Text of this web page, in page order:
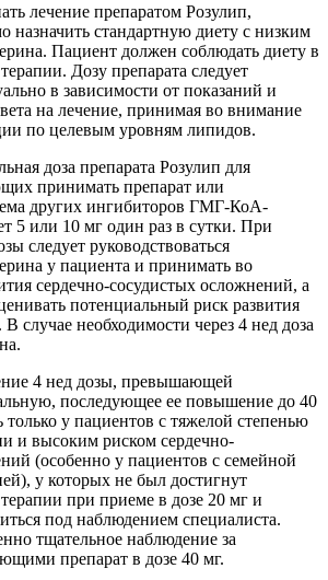
лечение препаратом Розулип,
назначить стандартную диету с низким
Пациент должен соблюдать диету в
Дозу препарата следует
в зависимости от показаний и
на лечение, принимая во внимание
по целевым уровням липидов.
доза препарата Розулип для
принимать препарат или
других ингибиторов ГМГ-КоА-
5 или 10 мг один раз в сутки. При
следует руководствоваться
у пациента и принимать во
сердечно-сосудистых осложнений, а
потенциальный риск развития
случае необходимости через 4 нед доза
4 нед дозы, превышающей
последующее ее повышение до 40
у пациентов с тяжелой степенью
и высоким риском сердечно-
(особенно у пациентов с семейной
у которых не был достигнут
при приеме в дозе 20 мг и
под наблюдением специалиста.
тщательное наблюдение за
препарат в дозе 40 мг.